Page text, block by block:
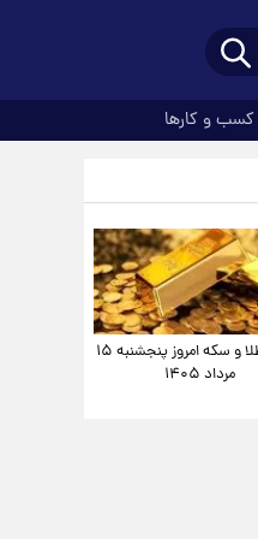
کسب و کارها
قیمت طلا و سکه امروز پنجشنبه ۱۵
مرداد ۱۴۰۵